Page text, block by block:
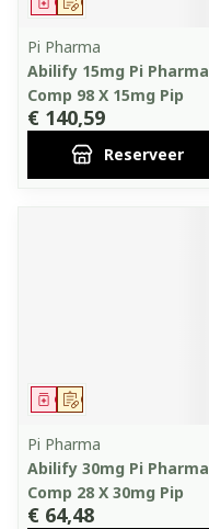
Pi Pharma
Abilify 15mg Pi Pharma
Comp 98 X 15mg Pip
€ 140,59
Reserveer
Op voorschrift
Geneesmiddel
Pi Pharma
Abilify 30mg Pi Pharma
Comp 28 X 30mg Pip
€ 64,48